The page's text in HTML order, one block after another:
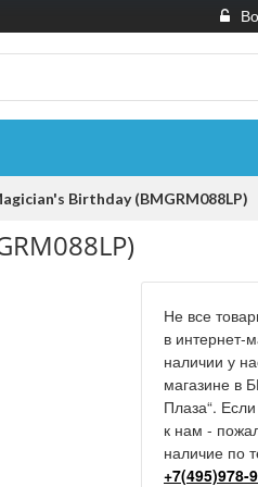
Birthday (BMGRM088LP)
Не все
в интернет-
наличии у
магазине в
Плаза“.
к нам -
наличие по
+7(495)978-